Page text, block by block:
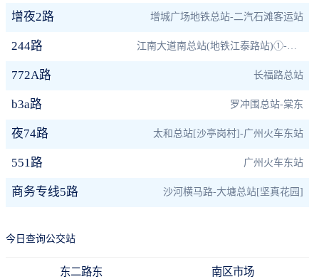
增夜2路 增城广场地铁总站-二汽石滩客运站
244路 江南大道南总站(地铁江泰路站)①-黄石东总站(白云尚城)
772A路 长福路总站
b3a路 罗冲围总站-棠东
夜74路 太和总站[沙亭岗村]-广州火车东站
551路 广州火车东站
商务专线5路 沙河横马路-大塘总站[坚真花园]
今日查询公交站
东二路东 南区市场